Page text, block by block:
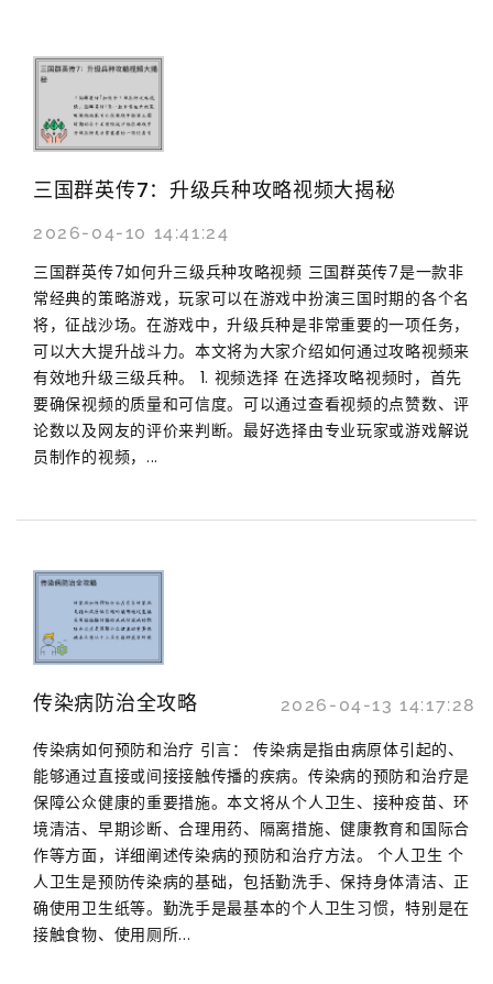
三国群英传7：升级兵种攻略视频大揭秘
2026-04-10 14:41:24
三国群英传7如何升三级兵种攻略视频 三国群英传7是一款非
常经典的策略游戏，玩家可以在游戏中扮演三国时期的各个名
将，征战沙场。在游戏中，升级兵种是非常重要的一项任务，
可以大大提升战斗力。本文将为大家介绍如何通过攻略视频来
有效地升级三级兵种。 1. 视频选择 在选择攻略视频时，首先
要确保视频的质量和可信度。可以通过查看视频的点赞数、评
论数以及网友的评价来判断。最好选择由专业玩家或游戏解说
员制作的视频，...
传染病防治全攻略 2026-04-13 14:17:28
传染病如何预防和治疗 引言： 传染病是指由病原体引起的、
能够通过直接或间接接触传播的疾病。传染病的预防和治疗是
保障公众健康的重要措施。本文将从个人卫生、接种疫苗、环
境清洁、早期诊断、合理用药、隔离措施、健康教育和国际合
作等方面，详细阐述传染病的预防和治疗方法。 个人卫生 个
人卫生是预防传染病的基础，包括勤洗手、保持身体清洁、正
确使用卫生纸等。勤洗手是最基本的个人卫生习惯，特别是在
接触食物、使用厕所...